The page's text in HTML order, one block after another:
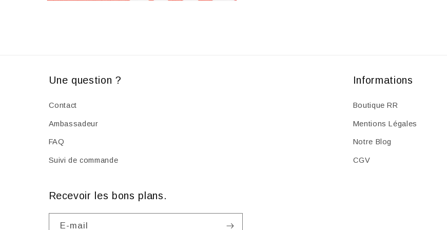
Une question ?
Contact
Ambassadeur
FAQ
Suivi de commande
Informations
Boutique RR
Mentions Légales
Notre Blog
CGV
Recevoir les bons plans.
E-mail